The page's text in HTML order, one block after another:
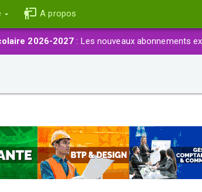
A propos
2026-2027 : Les nouveaux abonnements